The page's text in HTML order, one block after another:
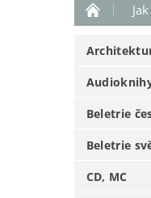
Beletrie
Beletrie
CD, MC